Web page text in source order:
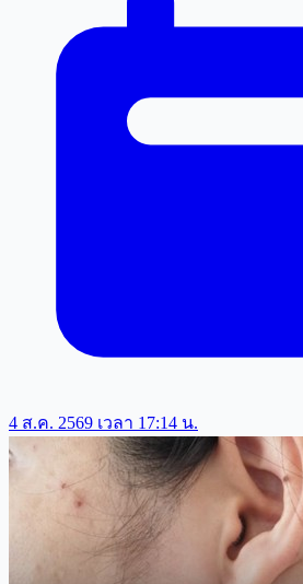
4 ส.ค. 2569 เวลา 17:14 น.